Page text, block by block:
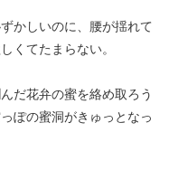
かしいのに、腰が揺れて
くてたまらない。
だ花弁の蜜を絡め取ろう
ぽの蜜洞がきゅっとなっ